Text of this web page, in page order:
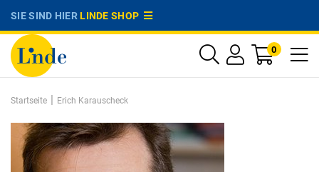
SIE SIND HIERLINDE SHOP
0
Startseite | Erich Karauscheck